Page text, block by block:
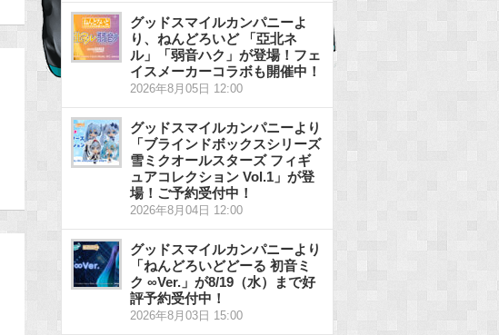
グッドスマイルカンパニーよ
り、ねんどろいど 「亞北ネ
ル」「弱音ハク」が登場！フェ
イスメーカーコラボも開催中！
2026年8月05日 12:00
グッドスマイルカンパニーより
「ブラインドボックスシリーズ
雪ミクオールスターズ フィギ
ュアコレクション Vol.1」が登
場！ご予約受付中！
2026年8月04日 12:00
グッドスマイルカンパニーより
「ねんどろいどどーる 初音ミ
ク ∞Ver.」が8/19（水）まで好
評予約受付中！
2026年8月03日 15:00